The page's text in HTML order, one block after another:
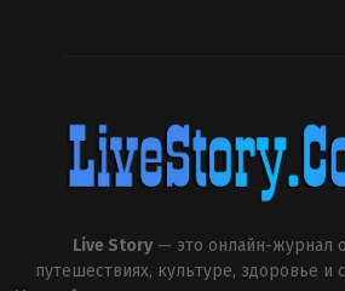
Live Story — это онлайн-журнал
путешествиях, культуре, здоровье и